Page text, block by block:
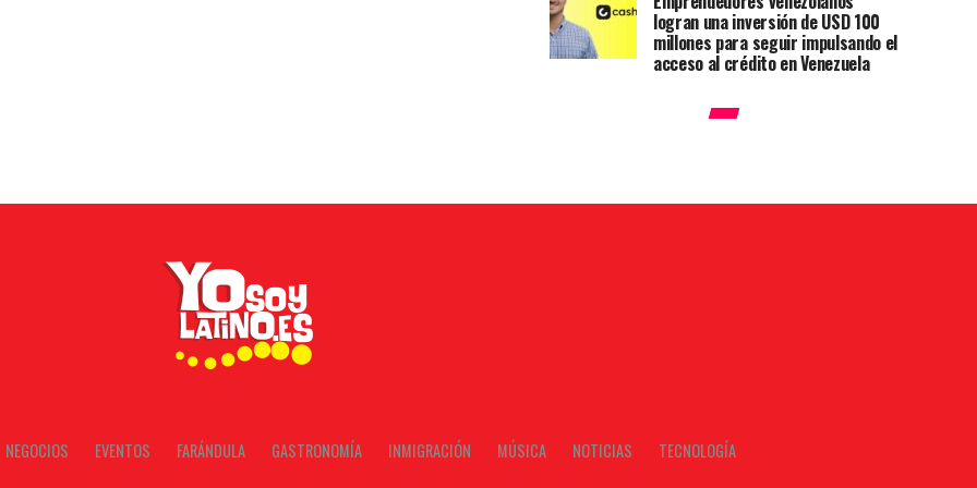
logran una inversión de USD 100
millones para seguir impulsando el
acceso al crédito en Venezuela
NEGOCIOS EVENTOS FARÁNDULA GASTRONOMÍA INMIGRACIÓN MÚSICA NOTICIAS TECNOLOGÍA